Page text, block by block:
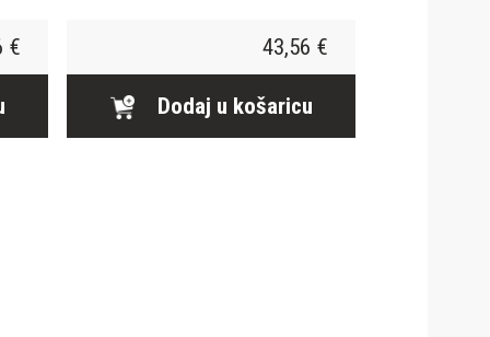
€ 43,56 €
Dodaj u košaricu